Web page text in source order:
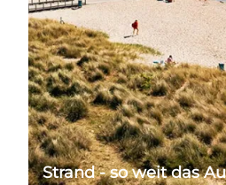
Strand - so weit das